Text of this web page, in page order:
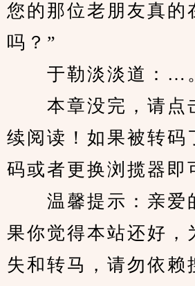
您的那位老朋友真的
吗？”
于勒淡淡道：…
本章没完，请点
续阅读！如果被转码
码或者更换浏揽器即
温馨提示：亲爱
果你觉得本站还好，
失和转马，请勿依赖